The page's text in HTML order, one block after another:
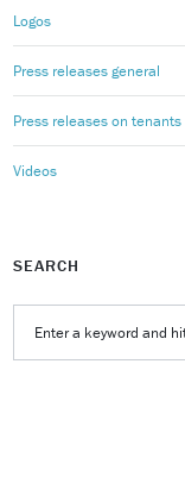
Logos
Press releases general
Press releases on tenants
Videos
SEARCH